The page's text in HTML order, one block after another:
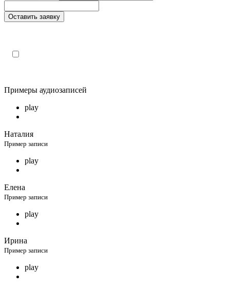
Оставить заявку
Примеры аудиозаписей
play
Наталия
Пример записи
play
Елена
Пример записи
play
Ирина
Пример записи
play